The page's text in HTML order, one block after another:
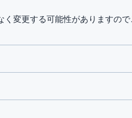
変更する可能性がありますので